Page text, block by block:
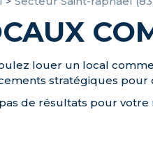
louer un local
stratégiques pour
de résultats pour votre